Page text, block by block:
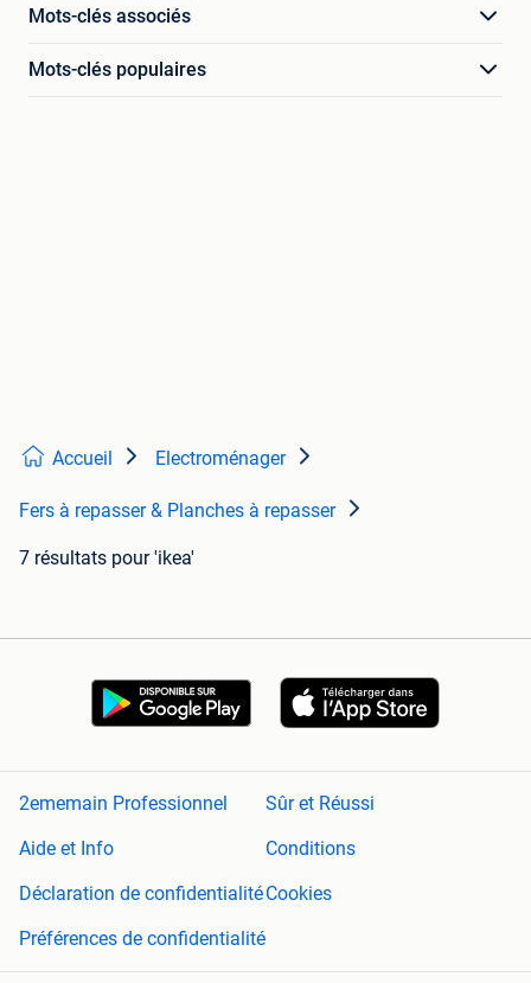
Mots-clés associés
Mots-clés populaires
Accueil Electroménager
Fers à repasser & Planches à repasser
7 résultats pour 'ikea'
2ememain Professionnel
Sûr et Réussi
Aide et Info
Conditions
Déclaration de confidentialitéCookies
Préférences de confidentialité